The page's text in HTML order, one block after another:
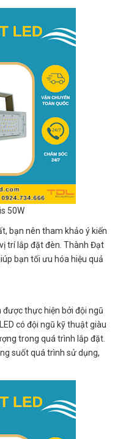
50W
bạn nên tham khảo ý kiến
trí lắp đặt đèn. Thành Đạt
bạn tối ưu hóa hiệu quả
được thực hiện bởi đội ngũ
có đội ngũ kỹ thuật giàu
trong quá trình lắp đặt.
suốt quá trình sử dụng,